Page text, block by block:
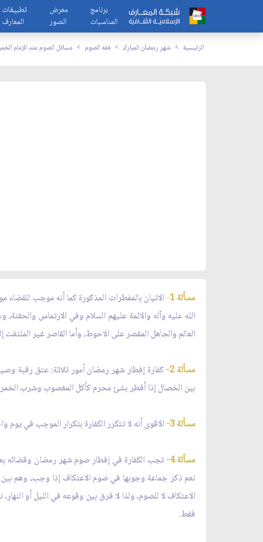
تطبيقات
المعارف
معرض
الصور
برنامج
المناسبات
الرئيسية شهر رمضان المبارك فقه الصوم مسائل الصوم عند الإمام
مسألة 1 - الاتيان بالمفطرات المذكورة كما أنه موجب
الله عليه وآله والائمة عليهم السلام وفي الارتماس
العالم والجاهل المقصر على الاحوط، وأما القاصر غير
مسألة 2-
كفارة إفطار شهر رمضان أمور ثلاثة: عتق رقبة
بين الخصال إذا أفطر بشئ محرم كأكل المغصوب وشرب
مسألة 3- الاقوى أنه لا تتكرر الكفارة بتكرار الموجب في
مسألة 4-
تجب الكفارة في إفطار صوم شهر رمضان وقضائه بعد
نعم ذكر جماعة وجوبها في صوم الاعتكاف إذا وجب، وهم
الاعتكاف لا للصوم، ولذا لا فرق بين وقوعه في الليل أو
فقط.